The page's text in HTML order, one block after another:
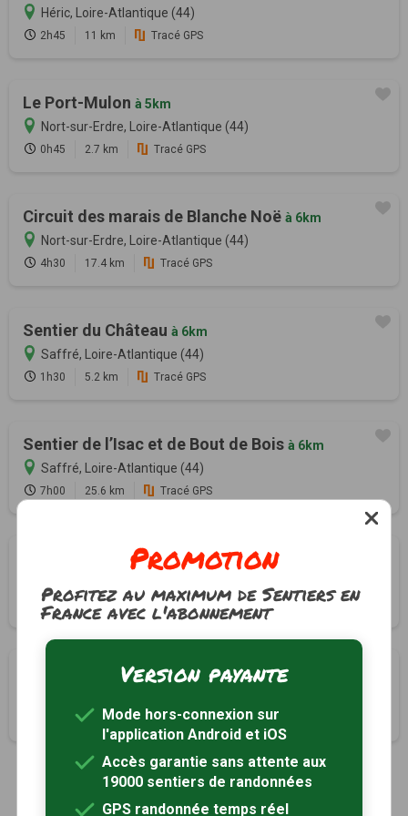
Héric, Loire-Atlantique (44)
2h45 11 km Tracé GPS
Le Port-Mulon à 5km
Nort-sur-Erdre, Loire-Atlantique (44)
0h45 2.7 km Tracé GPS
Circuit des marais de Blanche Noë à 6km
Nort-sur-Erdre, Loire-Atlantique (44)
4h30 17.4 km Tracé GPS
Sentier du Château à 6km
Saffré, Loire-Atlantique (44)
1h30 5.2 km Tracé GPS
Sentier de l’Isac et de Bout de Bois à 6km
Saffré, Loire-Atlantique (44)
7h00 25.6 km Tracé GPS
Les chemins creuxà 6km
4h00 16 km Tracé GPS
Circuit des Arcadesà 7km
7.7 km Tracé GPS
Promotion
Profitez au maximum de Sentiers en
France avec l'abonnement
Version payante
Mode hors-connexion sur
l'application Android et iOS
Accès garantie sans attente aux
19000 sentiers de randonnées
GPS randonnée temps réel